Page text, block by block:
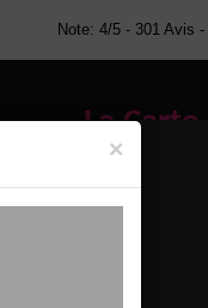
Note: 4/5 - 301 Avis -
La Carte
×